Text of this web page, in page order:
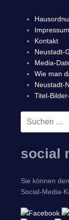
Kontakt
Neustadt-
Media-
Wie man
Neustadt-
Titel-
Suchen
social
Sie können
Social-Media-